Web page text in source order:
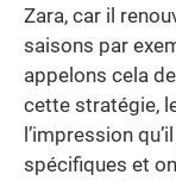
Zara, car il
saisons par
appelons cela
cette stratégie,
l’impression
spécifiques et